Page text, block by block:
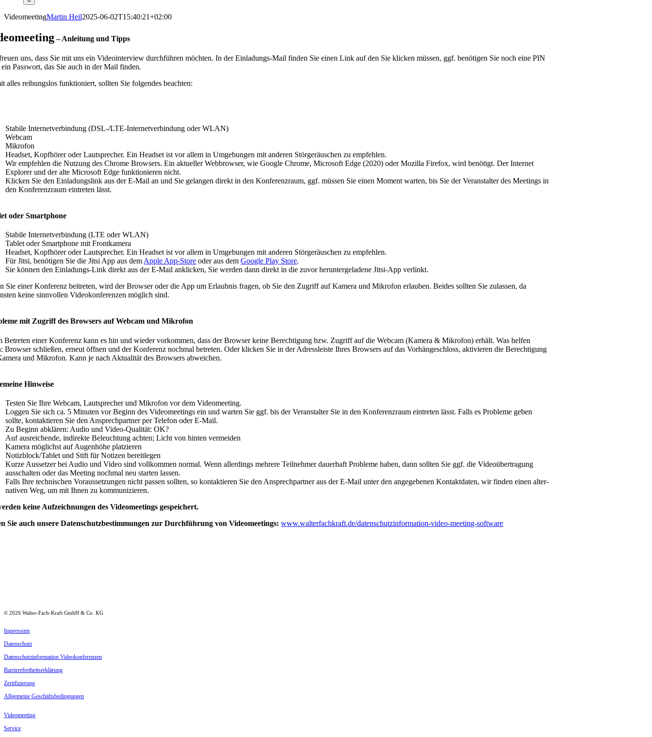
Video­meetingMartin Heil2025-06-02T15:40:21+02:00
– Anleitung und Tipps
uns, dass Sie mit uns ein Video­in­terview durch­führen möchten. In der Einla­dungs-Mail finden Sie einen Link auf den Sie klicken müssen, ggf. benötigen Sie noch eine PIN
ein Passwort, das Sie auch in der Mail finden.
alles reibungslos funktio­niert, sollten Sie folgendes beachten:
Stabile Inter­net­ver­bindung (DSL-/LTE-Inter­net­ver­bindung oder WLAN)
Webcam
Mikrofon
Headset, Kopfhörer oder Lautsprecher. Ein Headset ist vor allem in Umgebungen mit anderen Störge­räu­schen zu empfehlen.
Wir empfehlen die Nutzung des Chrome Browsers. Ein aktueller Webbrowser, wie Google Chrome, Microsoft Edge (2020) oder Mozilla Firefox, wird benötigt. Der Internet
Explorer und der alte Microsoft Edge funktio­nieren nicht.
Klicken Sie den Einla­dungslink aus der E‑Mail an und Sie gelangen direkt in den Konfe­renzraum, ggf. müssen Sie einen Moment warten, bis Sie der Veran­stalter des Meetings in
den Konfe­renzraum eintreten lässt.
oder Smartphone
Stabile Inter­net­ver­bindung (LTE oder WLAN)
Tablet oder Smart­phone mit Frontkamera
Headset, Kopfhörer oder Lautsprecher. Ein Headset ist vor allem in Umgebungen mit anderen Störge­räu­schen zu empfehlen.
Für Jitsi, benötigen Sie die Jitsi App aus dem Apple App-Store oder aus demGoogle Play Store.
Sie können den Einla­dungs-Link direkt aus der E‑Mail anklicken, Sie werden dann direkt in die zuvor herun­ter­ge­ladene Jitsi-App verlinkt.
Sie einer Konferenz beitreten, wird der Browser oder die App um Erlaubnis fragen, ob Sie den Zugriff auf Kamera und Mikrofon erlauben. Beides sollten Sie zulassen, da
keine sinnvollen Video­kon­fe­renzen möglich sind.
mit Zugriff des Browsers auf Webcam und Mikrofon
Betreten einer Konferenz kann es hin und wieder vorkommen, dass der Browser keine Berech­tigung bzw. Zugriff auf die Webcam (Kamera & Mikrofon) erhält. Was helfen
Browser schließen, erneut öffnen und der Konferenz nochmal betreten. Oder klicken Sie in der Adress­leiste Ihres Browsers auf das Vorhän­ge­schloss, aktivieren die Berech­tigung
und Mikrofon. Kann je nach Aktua­lität des Browsers abweichen.
Hinweise
Testen Sie Ihre Webcam, Lautsprecher und Mikrofon vor dem Videomeeting.
Loggen Sie sich ca. 5 Minuten vor Beginn des Video­mee­tings ein und warten Sie ggf. bis der Veran­stalter Sie in den Konfe­renzraum eintreten lässt. Falls es Probleme geben
sollte, kontak­tieren Sie den Ansprech­partner per Telefon oder E‑Mail.
Zu Beginn abklären: Audio und Video-Qualität: OK?
Auf ausrei­chende, indirekte Beleuchtung achten; Licht von hinten vermeiden
Kamera möglichst auf Augenhöhe platzieren
Notizblock/Tablet und Stift für Notizen bereitlegen
Kurze Aussetzer bei Audio und Video sind vollkommen normal. Wenn aller­dings mehrere Teilnehmer dauerhaft Probleme haben, dann sollten Sie ggf. die Video­über­tragung
ausschalten oder das Meeting nochmal neu starten lassen.
Falls Ihre techni­schen Voraus­set­zungen nicht passen sollten, so kontak­tieren Sie den Ansprech­partner aus der E‑Mail unter den angege­benen Kontakt­daten, wir finden einen alter­
na­tiven Weg, um mit Ihnen zu kommunizieren.
keine Aufzeich­nungen des Video­mee­tings gespeichert.
Sie auch unsere Daten­schutz­be­stim­mungen zur Durch­führung von Video­mee­tings:www.walterfachkraft.de/datenschutzinformation-video-meeting-software
© 2026 Walter-Fach-Kraft GmbH & Co. KG
Impressum
Daten­schutz
Daten­schutz­in­for­mation Videokonferenzen
Barrie­re­frei­heits­er­klärung
Zerti­fi­zierung
Allge­meine Geschäftsbedingungen
Video­meeting
Service